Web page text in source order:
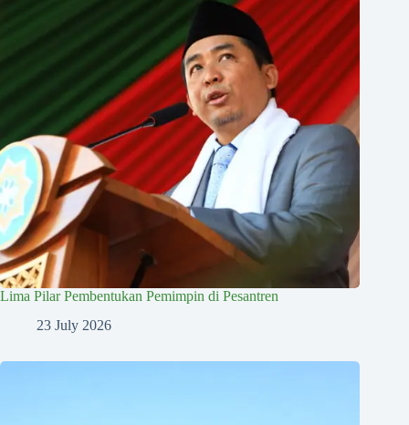
Lima Pilar Pembentukan Pemimpin di Pesantren
23 July 2026